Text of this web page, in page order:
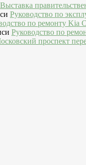
Выставка
Руководство по
по ремонту Kia
Руководство по
проспект